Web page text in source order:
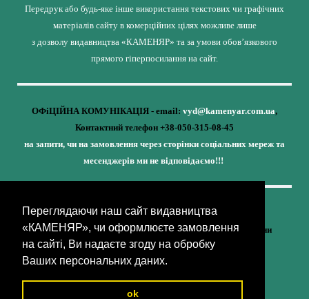
Переглядаючи наш сайт видавництва
«КАМЕНЯР», чи оформлюєте замовлення
на сайті, Ви надаєте згоду на обробку
Ваших персональних даних.
ok
Передрук або будь-яке інше використання текстових чи графічних
матеріалів сайту в комерційних цілях можливе лише
з дозволу видавництва «КАМЕНЯР» та за умови обов’язкового
прямого гіперпосилання на сайт.
ОФіЦІЙНА КОМУНІКАЦІЯ - email: vyd@kamenyar.com.ua,
Контактний телефон +38-050-315-08-45
на запити, чи на замовлення через сторінки соціальних мереж та
месенджерів ми не відповідаємо!!!
Кожне наше видання - це внесок у спротив,
у збереження ідентичності та неминучу перемогу України
(видавництво «КАМЕНЯР»)